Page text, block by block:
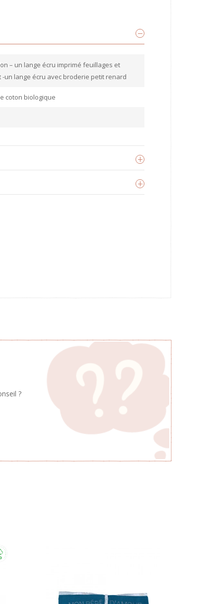
– un lange écru imprimé feuillages et
un lange écru avec broderie petit renard
coton biologique
produits
?